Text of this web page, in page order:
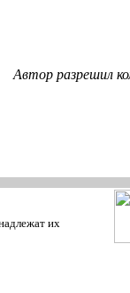
Автор разрешил
их